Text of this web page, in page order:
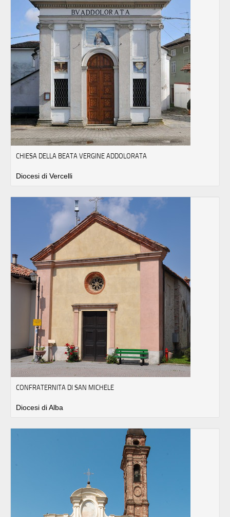
CHIESA DELLA BEATA VERGINE ADDOLORATA
Diocesi di Vercelli
CONFRATERNITA DI SAN MICHELE
Diocesi di Alba